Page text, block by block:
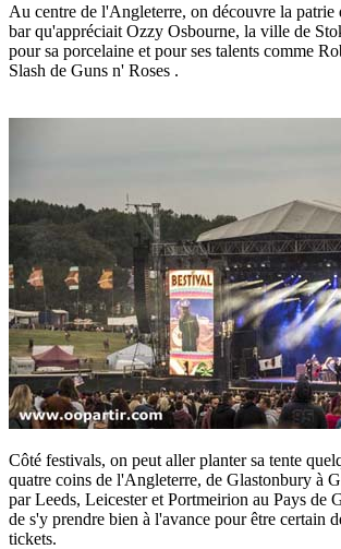
Au centre de l'Angleterre, on découvre la
bar qu'appréciait Ozzy Osbourne, la ville de
pour sa porcelaine et pour ses talents comme
Slash de Guns n' Roses .
Côté festivals, on peut aller planter sa tente
quatre coins de l'Angleterre, de Glastonbury à
par Leeds, Leicester et Portmeirion au Pays de
de s'y prendre bien à l'avance pour être certain
tickets.